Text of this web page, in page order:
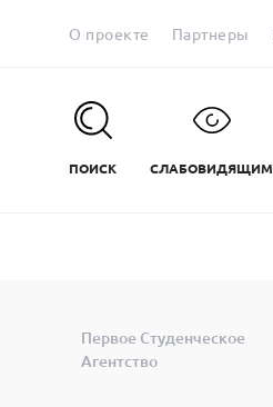
О проекте Партнеры
ПОИСК СЛАБОВИДЯЩИМ
Первое Студенческое
Агентство